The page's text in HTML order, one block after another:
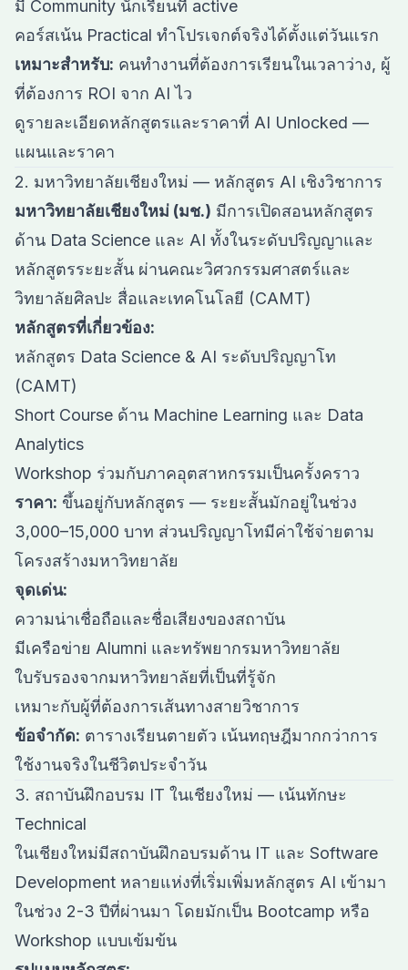
มี Community นักเรียนที่ active
คอร์สเน้น Practical ทำโปรเจกต์จริงได้ตั้งแต่วันแรก
เหมาะสำหรับ: คนทำงานที่ต้องการเรียนในเวลาว่าง, ผู้
ที่ต้องการ ROI จาก AI ไว
ดูรายละเอียดหลักสูตรและราคาที่ AI Unlocked —
แผนและราคา
2. มหาวิทยาลัยเชียงใหม่ — หลักสูตร AI เชิงวิชาการ
มหาวิทยาลัยเชียงใหม่ (มช.) มีการเปิดสอนหลักสูตร
ด้าน Data Science และ AI ทั้งในระดับปริญญาและ
หลักสูตรระยะสั้น ผ่านคณะวิศวกรรมศาสตร์และ
วิทยาลัยศิลปะ สื่อและเทคโนโลยี (CAMT)
หลักสูตรที่เกี่ยวข้อง:
หลักสูตร Data Science & AI ระดับปริญญาโท
(CAMT)
Short Course ด้าน Machine Learning และ Data
Analytics
Workshop ร่วมกับภาคอุตสาหกรรมเป็นครั้งคราว
ราคา: ขึ้นอยู่กับหลักสูตร — ระยะสั้นมักอยู่ในช่วง
3,000–15,000 บาท ส่วนปริญญาโทมีค่าใช้จ่ายตาม
โครงสร้างมหาวิทยาลัย
จุดเด่น:
ความน่าเชื่อถือและชื่อเสียงของสถาบัน
มีเครือข่าย Alumni และทรัพยากรมหาวิทยาลัย
ใบรับรองจากมหาวิทยาลัยที่เป็นที่รู้จัก
เหมาะกับผู้ที่ต้องการเส้นทางสายวิชาการ
ข้อจำกัด: ตารางเรียนตายตัว เน้นทฤษฎีมากกว่าการ
ใช้งานจริงในชีวิตประจำวัน
3. สถาบันฝึกอบรม IT ในเชียงใหม่ — เน้นทักษะ
Technical
ในเชียงใหม่มีสถาบันฝึกอบรมด้าน IT และ Software
Development หลายแห่งที่เริ่มเพิ่มหลักสูตร AI เข้ามา
ในช่วง 2-3 ปีที่ผ่านมา โดยมักเป็น Bootcamp หรือ
Workshop แบบเข้มข้น